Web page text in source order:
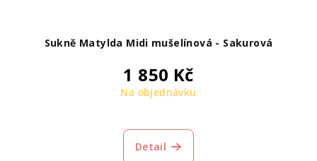
Sukně Matylda Midi mušelínová - Sakurová
1 850 Kč
Na objednávku
Detail